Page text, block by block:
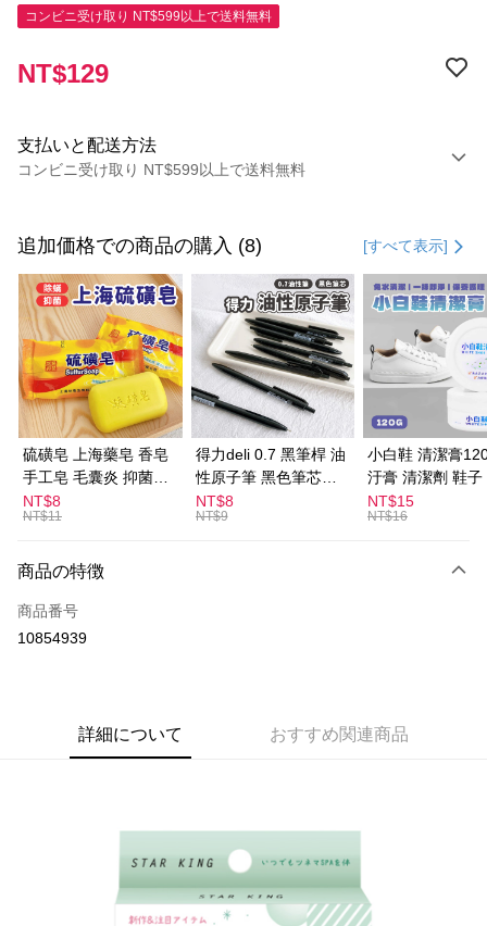
コンビニ受け取り NT$599以上で送料無料
NT$129
支払いと配送方法
コンビニ受け取り NT$599以上で送料無料
クレジットカード1回払い
コンビニ店頭代金引換
LINE Pay
Apple Pay
JKOPAY
Easy Wallet
ATM払い
全家取貨付款
付款後全家取貨
配送毎にNT$60、NT$599以上で送料無料
配送毎にNT$120、NT$1,999以上で送料無料
追加価格での商品の購入 (8) [すべて表示]
硫磺皂 上海藥皂 香皂
手工皂 毛囊炎 抑菌除
蟎 清潔護膚 去油去痘
寵物皮膚病 狗狗貓咪
NT$8
NT$11
得力deli 0.7 黑筆桿 油
性原子筆 黑色筆芯
S304
NT$8
NT$9
小白鞋 清潔膏
汙膏 清潔劑 鞋子
漬 白皮鞋 鞋油
NT$15
NT$16
商品の特徴
商品番号
10854939
詳細について おすすめ関連商品